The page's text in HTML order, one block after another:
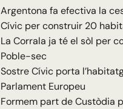
Argentona fa efectiva la
Cívic per construir 20
La Corrala ja té el sòl per
Poble-sec
Sostre Cívic porta
Parlament Europeu
Formem part de Custòdia